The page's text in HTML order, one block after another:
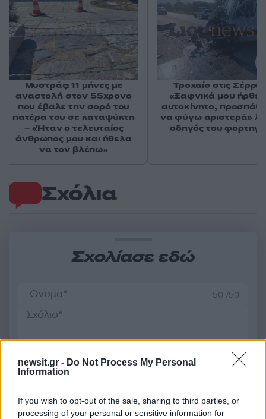
newsit.gr - Do Not Process My Personal
Information
If you wish to opt-out of the sale, sharing to third parties, or
processing of your personal or sensitive information for
Σχόλια
Σχολίασε εδώ
50 /50
2000 /2000
Όροι Χρήσης. Το site προστατεύεται από reCAPTCHA, ισχύουν
Μυστράς: 11 μήνες με
αναστολή στον 55χρονο
που έβαλε την σορό του
πατέρα του σε καταψύκτη
– «Ήταν ο τελευταίος
άνθρωπος μου και ήθελα
να τον βλέπω»
Τροχαίο στις
«Ξαφνικά μου ήρθε
αυτοκίνητο,
να φύγω αριστερά»
οδηγός του